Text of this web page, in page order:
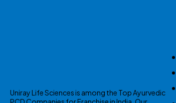
Uniray Life Sciences is among the Top Ayurvedic